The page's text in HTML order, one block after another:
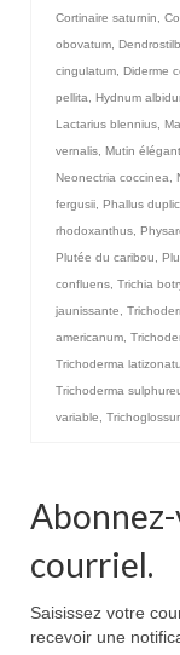
Cortinaire saturnin,
obovatum,
cingulatum, Diderme
pellita, Hydnum
Lactarius blennius,
vernalis, Mutin élégant
Neonectria coccinea,
fergusii, Phallus
rhodoxanthus,
Plutée du caribou,
confluens, Trichia
jaunissante,
americanum,
Trichoderma
Trichoderma
variable,
Abonnez-
courriel.
Saisissez votre
recevoir une